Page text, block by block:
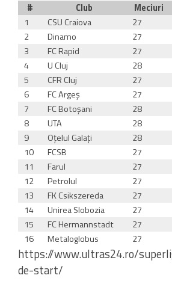
# Club Meciuri
1
CSU Craiova 27
2
Dinamo 27
3
FC Rapid 27
4
U Cluj 28
5
CFR Cluj 27
6
FC Argeş 27
7
FC Botoşani 28
8
UTA 28
9
Oţelul Galaţi 28
10
FCSB 27
11
Farul 27
12
Petrolul 27
13
FK Csikszereda 27
14
Unirea Slobozia 27
15
FC Hermannstadt 27
16
Metaloglobus 27
https://www.ultras24.ro/
de-start/